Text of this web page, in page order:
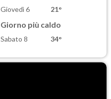
Giovedì 6 21°
Giorno più caldo
Sabato 8 34°